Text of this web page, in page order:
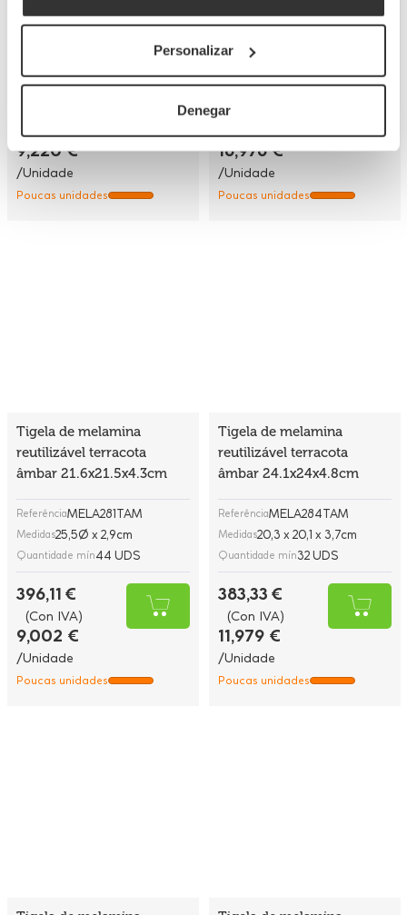
Personalizar
Denegar
ReferênciaMELA275TAM
(Con IVA)
9,220 €
/Unidade
Poucas unidades
ReferênciaMELA278TAM
Medidas
543,24 €
(Con IVA)
16,976 €
/Unidade
Poucas unidades
Tigela de melamina
reutilizável terracota
âmbar 21.6x21.5x4.3cm
ReferênciaMELA281TAM
Medidas25,5Ø x 2,9cm
Quantidade mín44 UDS
396,11 €
(Con IVA)
9,002 €
/Unidade
Poucas unidades
Tigela de melamina
reutilizável terracota
âmbar 24.1x24x4.8cm
ReferênciaMELA284TAM
Medidas20,3 x 20,1 x 3,7cm
Quantidade mín32 UDS
383,33 €
(Con IVA)
11,979 €
/Unidade
Poucas unidades